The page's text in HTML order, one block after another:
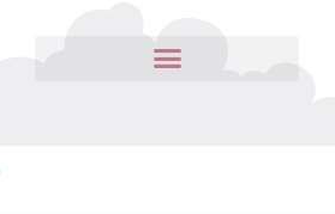
herramientas